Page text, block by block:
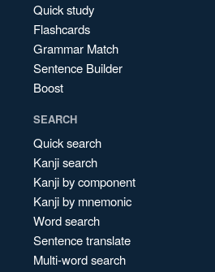
Quick study
Flashcards
Grammar Match
Sentence Builder
Boost
SEARCH
Quick search
Kanji search
Kanji by component
Kanji by mnemonic
Word search
Sentence translate
Multi-word search